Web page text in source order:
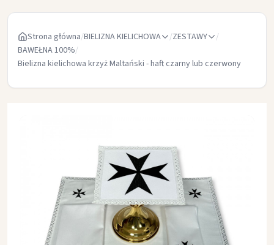
Strona główna/BIELIZNA KIELICHOWA /ZESTAWY
/
BAWEŁNA 100%/
Bielizna kielichowa krzyż Maltański - haft czarny lub czerwony